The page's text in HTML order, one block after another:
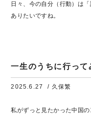
日々、今の自分（行動）は
ありたいですね。
一生のうちに行って
2025.6.27 / 久保繁
私がずっと見たかった中国